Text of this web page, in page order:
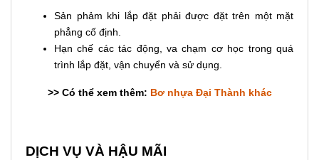
Sản phảm khi lắp đặt phải được đặt trên một mặt
phẳng cố định.
Hạn chế các tác động, va chạm cơ học trong quá
trình lắp đặt, vận chuyển và sử dụng.
>> Có thể xem thêm: Bơ nhựa Đại Thành khác
DỊCH VỤ VÀ HẬU MÃI